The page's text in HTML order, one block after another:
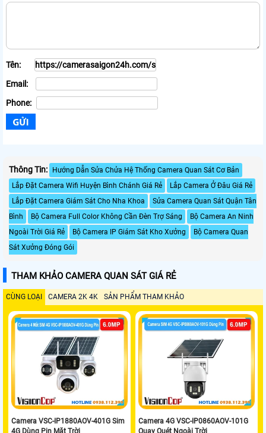
Tên:
Email:
Phone:
Thông Tin:
Hướng Dẫn Sửa Chửa Hệ Thống Camera Quan Sát Cơ Bản
Lắp Đặt Camera Wifi Huyện Bình Chánh Giá Rẻ
Lắp Camera Ở Đâu Giá Rẻ
Lắp Đặt Camera Giám Sát Cho Nha Khoa
Sửa Camera Quan Sát Quận Tân
Bình
Bộ Camera Full Color Không Cần Đèn Trợ Sáng
Bộ Camera An Ninh
Ngoài Trời Giá Rẻ
Bộ Camera IP Giám Sát Kho Xưởng
Bộ Camera Quan
Sát Xưởng Đóng Gói
THAM KHẢO CAMERA QUAN SÁT GIÁ RẺ
CÙNG LOẠI CAMERA 2K 4K SẢN PHẨM THAM KHẢO
Camera VSC-IP1880AOV-401G Sim
4G Dùng Pin Mặt Trời
Camera 4G VSC-IP0860AOV-101G
Quay Quét Ngoài Trời